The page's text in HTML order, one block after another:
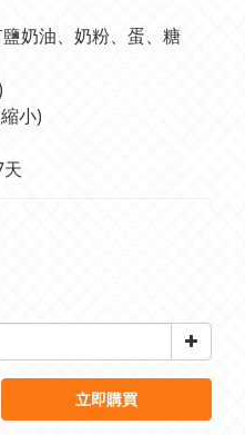
奶油、奶粉、蛋、糖
小)
立即購買